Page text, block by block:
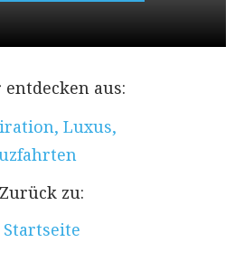
entdecken aus:
, Luxus,
Zurück zu:
Startseite